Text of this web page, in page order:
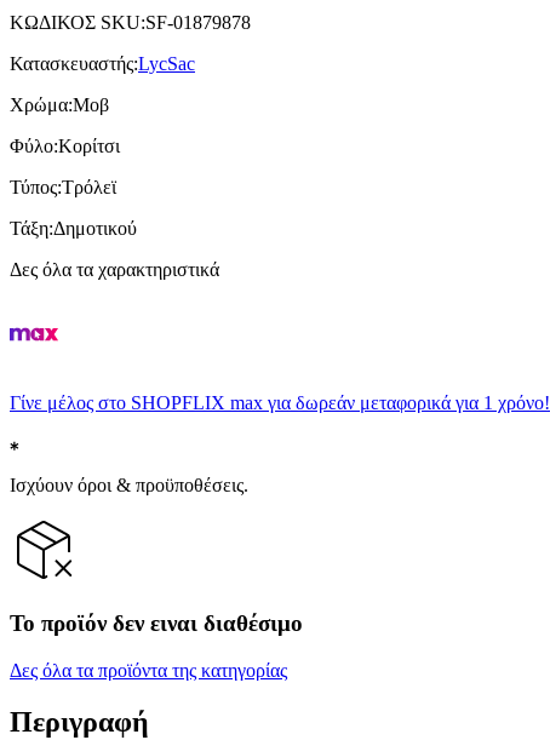
ΚΩΔΙΚΟΣ SKU:SF-01879878
Κατασκευαστής:LycSac
Χρώμα:Μοβ
Φύλο:Κορίτσι
Τύπος:Τρόλεϊ
Τάξη:Δημοτικού
Δες όλα τα χαρακτηριστικά
Γίνε μέλος στο SHOPFLIX max για δωρεάν μεταφορικά για 1 χρόνο!
Ισχύουν όροι & προϋποθέσεις.
Το προϊόν δεν ειναι διαθέσιμο
Δες όλα τα προϊόντα της κατηγορίας
Περιγραφή